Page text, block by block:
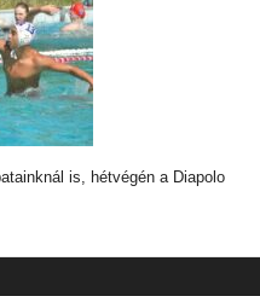
is, hétvégén a Diapolo